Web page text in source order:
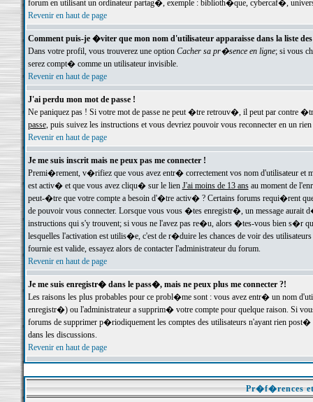
forum en utilisant un ordinateur partag�, exemple : biblioth�que, cybercaf�,
Revenir en haut de page
Comment puis-je �viter que mon nom d'utilisateur apparaisse dans la liste
Dans votre profil, vous trouverez une option Cacher sa pr�sence en ligne; si vous
serez compt� comme un utilisateur invisible.
Revenir en haut de page
J'ai perdu mon mot de passe !
Ne paniquez pas ! Si votre mot de passe ne peut �tre retrouv�, il peut par contre
passe, puis suivez les instructions et vous devriez pouvoir vous reconnecter en un rien
Revenir en haut de page
Je me suis inscrit mais ne peux pas me connecter !
Premi�rement, v�rifiez que vous avez entr� correctement vos nom d'utilisateur
est activ� et que vous avez cliqu� sur le lien J'ai moins de 13 ansau moment de
peut-�tre que votre compte a besoin d'�tre activ� ? Certains forums requi�rent
de pouvoir vous connecter. Lorsque vous vous �tes enregistr�, un message aurait
instructions qui s'y trouvent; si vous ne l'avez pas re�u, alors �tes-vous bien s�r
lesquelles l'activation est utilis�e, c'est de r�duire les chances de voir des
fournie est valide, essayez alors de contacter l'administrateur du forum.
Revenir en haut de page
Je me suis enregistr� dans le pass�, mais ne peux plus me connecter ?!
Les raisons les plus probables pour ce probl�me sont : vous avez entr� un nom
enregistr�) ou l'administrateur a supprim� votre compte pour quelque raison. Si
forums de supprimer p�riodiquement les comptes des utilisateurs n'ayant rien
dans les discussions.
Revenir en haut de page
Pr�f�rences